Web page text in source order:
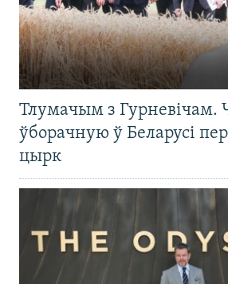
Тлумачым з Гурневічам.
ўборачную ў Беларусі
цырк